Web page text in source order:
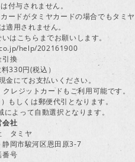
付与されません。
ードがタミヤカードの場合でもタミヤ
適用されません。
はこちらまでお願いします。
help/202161900
引換
330円(税込）
金にてお支払いください。
レジットカードもご利用可能です。
もしくは郵便代引となります。
よって自動選択となります。
会社
タミヤ
岡市駿河区恩田原3-7
番号